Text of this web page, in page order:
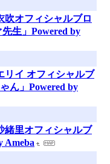
吹オフィシャルブロ
生」Powered by
リイ オフィシャルブ
ん」Powered by
緒里オフィシャルブ
Ameba